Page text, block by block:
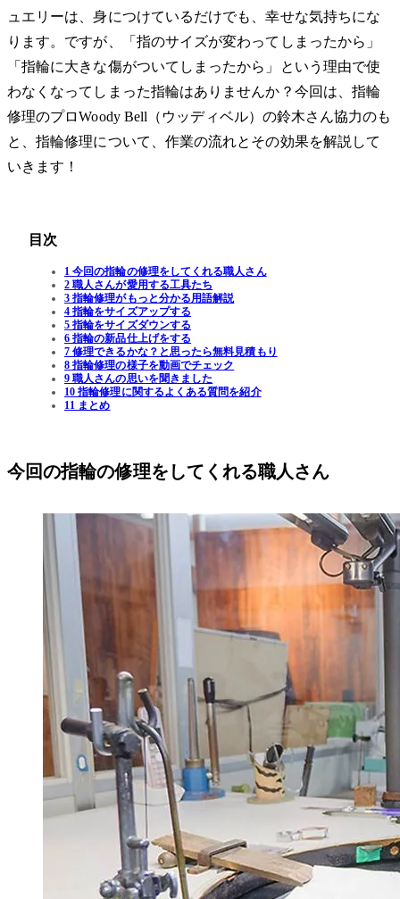
ュエリーは、身につけているだけでも、幸せな気持ちにな
ります。ですが、「指のサイズが変わってしまったから」
「指輪に大きな傷がついてしまったから」という理由で使
わなくなってしまった指輪はありませんか？今回は、指輪
修理のプロWoody Bell（ウッディベル）の鈴木さん協力のも
と、指輪修理について、作業の流れとその効果を解説して
いきます！
目次
1 今回の指輪の修理をしてくれる職人さん
2 職人さんが愛用する工具たち
3 指輪修理がもっと分かる用語解説
4 指輪をサイズアップする
5 指輪をサイズダウンする
6 指輪の新品仕上げをする
7 修理できるかな？と思ったら無料見積もり
8 指輪修理の様子を動画でチェック
9 職人さんの思いを聞きました
10 指輪修理に関するよくある質問を紹介
11 まとめ
今回の指輪の修理をしてくれる職人さん